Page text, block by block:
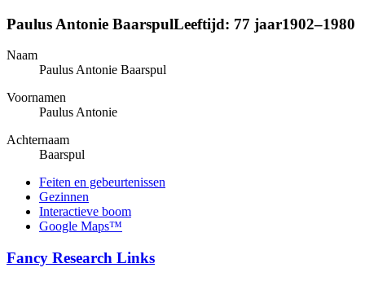
Paulus Antonie BaarspulLeeftijd: 77 jaar1902–1980
Naam
Paulus Antonie Baarspul
Voornamen
Paulus Antonie
Achternaam
Baarspul
Feiten en gebeurtenissen
Gezinnen
Interactieve boom
Google Maps™
Fancy Research Links